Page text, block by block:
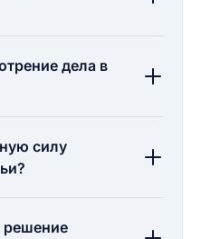
дела в
силу